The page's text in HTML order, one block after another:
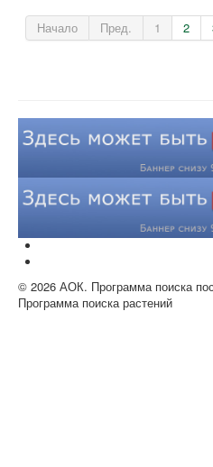
Начало Пред. 1 2
© 2026 АОК. Программа поиска
Программа поиска растений